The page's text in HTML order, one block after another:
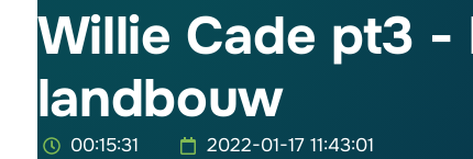
Willie Cade pt3
landbouw
00:15:31 2022-01-17 11:43:01